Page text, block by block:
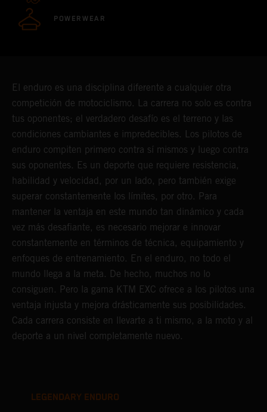
POWERWEAR
El enduro es una disciplina diferente a cualquier otra
competición de motociclismo. La carrera no solo es contra
tus oponentes; el verdadero desafío es el terreno y las
condiciones cambiantes e impredecibles. Los pilotos de
enduro compiten primero contra sí mismos y luego contra
sus oponentes. Es un deporte que requiere resistencia,
habilidad y velocidad, por un lado, pero también exige
superar constantemente los límites, por otro. Para
mantener la ventaja en este mundo tan dinámico y cada
vez más desafiante, es necesario mejorar e innovar
constantemente en términos de técnica, equipamiento y
enfoques de entrenamiento. En el enduro, no todo el
mundo llega a la meta. De hecho, muchos no lo
consiguen. Pero la gama KTM EXC ofrece a los pilotos una
ventaja injusta y mejora drásticamente sus posibilidades.
Cada carrera consiste en llevarte a ti mismo, a la moto y al
deporte a un nivel completamente nuevo.
LEGENDARY ENDURO